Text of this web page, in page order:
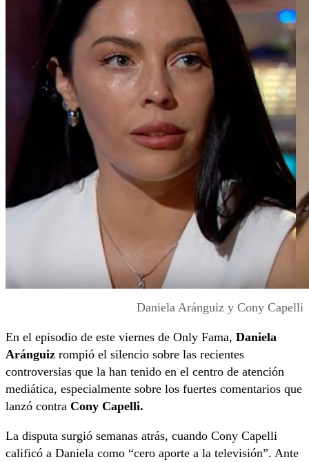
Daniela Aránguiz y Cony Capelli
En el episodio de este viernes de Only Fama, Daniela
Aránguiz rompió el silencio sobre las recientes
controversias que la han tenido en el centro de atención
mediática, especialmente sobre los fuertes comentarios que
lanzó contra Cony Capelli.
La disputa surgió semanas atrás, cuando Cony Capelli
calificó a Daniela como “cero aporte a la televisión”. Ante